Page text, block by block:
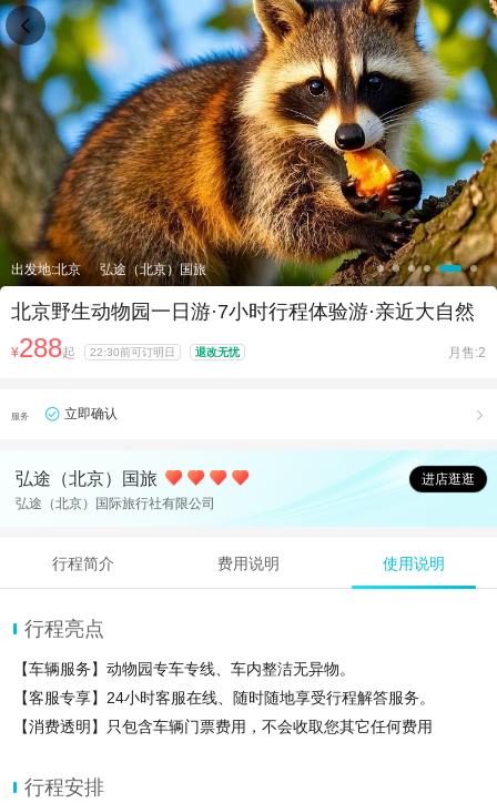
出发地:北京 弘途（北京）国旅
北京野生动物园一日游·7小时行程体验游·亲近大自然
¥288起 22:30前可订明日 退改无忧 月售:2
服务 立即确认 
弘途（北京）国旅
进店逛逛
弘途（北京）国际旅行社有限公司
行程简介 费用说明 使用说明
行程亮点
【车辆服务】动物园专车专线、车内整洁无异物。
【客服专享】24小时客服在线、随时随地享受行程解答服务。
【消费透明】只包含车辆门票费用，不会收取您其它任何费用
行程安排
